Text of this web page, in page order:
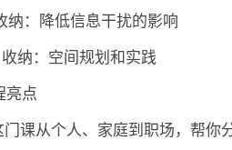
纳：降低信息干扰的影响
纳：空间规划和实践
亮点
门课从个人、家庭到职场，帮你